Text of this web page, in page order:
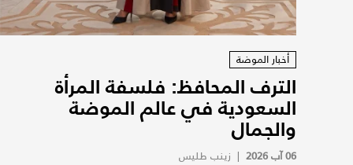
أخبار الموضة
الترف المحافظ: فلسفة المرأة
السعودية في عالم الموضة
والجمال
06 آب 2026 | زينب طليس